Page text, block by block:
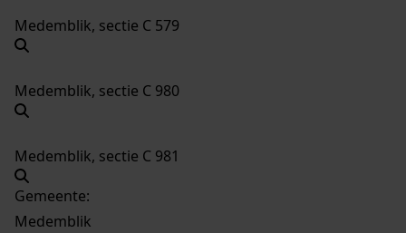
Medemblik, sectie C 579
Medemblik, sectie C 980
Medemblik, sectie C 981
Gemeente:
Medemblik